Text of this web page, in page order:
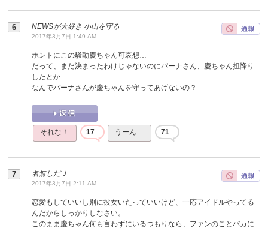
NEWSが大好き 小山を守る
2017年3月7日 1:49 AM
ホントにこの騒動慶ちゃん可哀想…
だって、まだ決まったわけじゃないのにパーナさん、慶ちゃん担降り
したとか…
なんでパーナさんが慶ちゃんを守ってあげないの？
それな！ 17 うーん… 71
名無しだＪ
2017年3月7日 2:11 AM
恋愛もしていいし別に彼女いたっていいけど、一応アイドルやってる
んだからしっかりしなさい。
このまま慶ちゃん何も言わずにいるつもりなら、ファンのことバカに